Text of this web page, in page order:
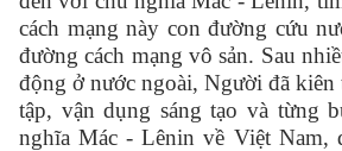
cách mạng này con đường cứu
đường cách mạng vô sản. Sau
động ở nước ngoài, Người đã
tập, vận dụng sáng tạo và từng
nghĩa Mác - Lênin về Việt Nam,